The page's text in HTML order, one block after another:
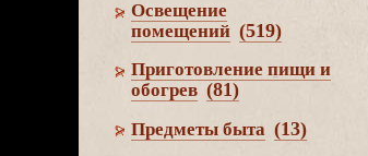
Освещение
помещений (519)
Приготовление пищи и
обогре (81)
Предметы быта (13)